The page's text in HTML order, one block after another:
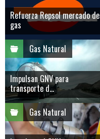
Refuerza Repsol mercado de
gas
Gas Natural
Impulsan GNV para
transporte d...
Gas Natural